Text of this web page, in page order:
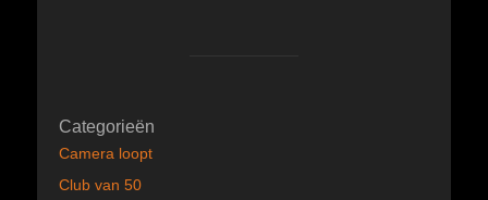
Categorieën
Camera loopt
Club van 50